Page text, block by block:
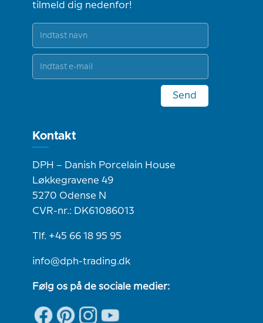
tilmeld dig nedenfor!
Send
Kontakt
DPH – Danish Porcelain House
Løkkegravene 49
5270 Odense N
CVR-nr.: DK61086013
Tlf. +45 66 18 95 95
info@dph-trading.dk
Følg os på de sociale medier: